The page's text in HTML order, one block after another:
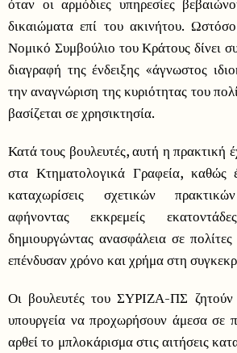
όταν οι αρμόδιες υπηρεσίες
δικαιώματα επί του ακινήτου.
Νομικό Συμβούλιο του Κράτους δίνει
διαγραφή της ένδειξης «άγνωστος
την αναγνώριση της κυριότητας του
βασίζεται σε χρησικτησία.
Κατά τους βουλευτές, αυτή η πρακτική
στα Κτηματολογικά Γραφεία, καθώς
καταχωρίσεις σχετικών
αφήνοντας εκκρεμείς
δημιουργώντας ανασφάλεια σε
επένδυσαν χρόνο και χρήμα στη
Οι βουλευτές του ΣΥΡΙΖΑ-ΠΣ
υπουργεία να προχωρήσουν άμεσα σε
αρθεί το μπλοκάρισμα στις αιτήσεις